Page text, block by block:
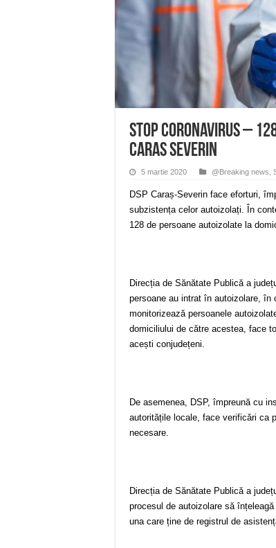
STOP Coronavirus –
Caras Severin
5 martie 2020 @Breaking news
DSP Caraș-Severin face eforturi,
subzistența celor autoizolați. În
128 de persoane autoizolate la
Direcția de Sănătate Publică a
persoane au intrat în autoizolare, în
monitorizează persoanele
domiciliului de către acestea, face
acești conjudețeni.
De asemenea, DSP, împreună cu
autoritățile locale, face verificări ca
necesare.
Direcția de Sănătate Publică a
procesul de autoizolare să
una care ține de registrul de